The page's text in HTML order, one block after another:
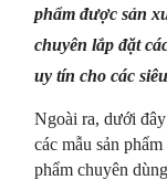
phẩm được sản
chuyên lắp đặt
uy tín cho các
Ngoài ra, dưới
các mẫu sản
phẩm chuyên